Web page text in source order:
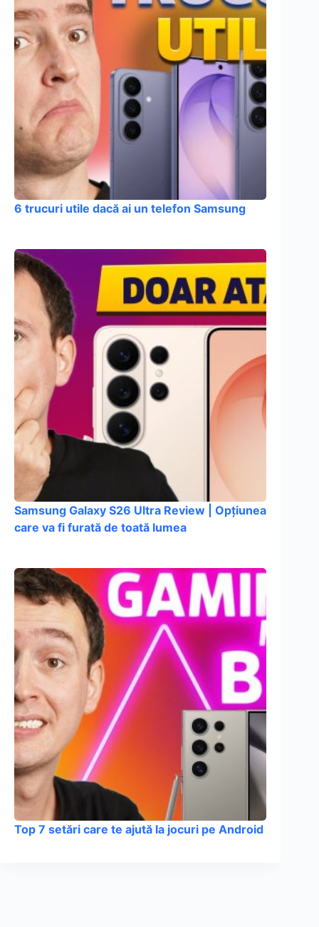
6 trucuri utile dacă ai un telefon Samsung
Samsung Galaxy S26 Ultra Review | Opțiunea
care va fi furată de toată lumea
Top 7 setări care te ajută la jocuri pe Android